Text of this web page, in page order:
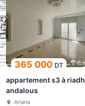
365 000 DT
appartement s3 à riadh
andalous
Ariana